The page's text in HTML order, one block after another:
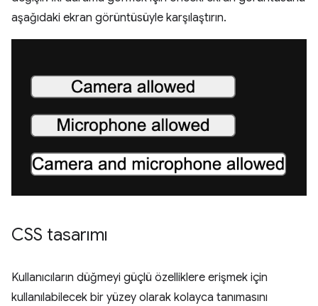
aşağıdaki ekran görüntüsüyle karşılaştırın.
CSS tasarımı
Kullanıcıların düğmeyi güçlü özelliklere erişmek için
kullanılabilecek bir yüzey olarak kolayca tanımasını